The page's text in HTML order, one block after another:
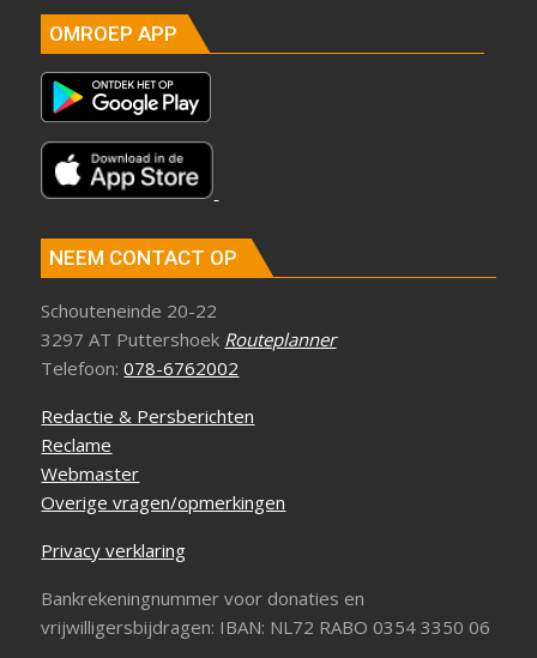
OMROEP APP
NEEM CONTACT OP
Schouteneinde 20-22
3297 AT Puttershoek Routeplanner
Telefoon:078-6762002
Redactie & Persberichten
Reclame
Webmaster
Overige vragen/opmerkingen
Privacy verklaring
Bankrekeningnummer voor donaties en
vrijwilligersbijdragen: IBAN: NL72 RABO 0354 3350 06